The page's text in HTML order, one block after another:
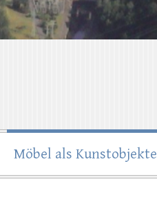
Möbel als Kunstobjekte